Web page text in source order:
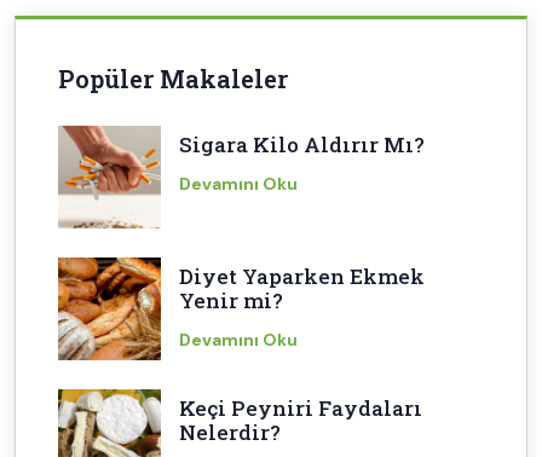
Popüler Makaleler
Sigara Kilo Aldırır Mı?
Devamını Oku
Diyet Yaparken Ekmek
Yenir mi?
Devamını Oku
Keçi Peyniri Faydaları
Nelerdir?